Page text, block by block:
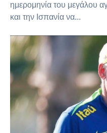
ημερομηνία του μεγάλου
και την Ισπανία να...